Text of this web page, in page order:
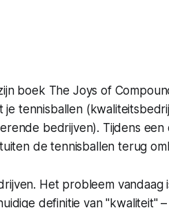
boek The Joys of
tennisballen
bedrijven). Tijdens een
de tennisballen terug
Het probleem vandaag
definitie van "kwaliteit"